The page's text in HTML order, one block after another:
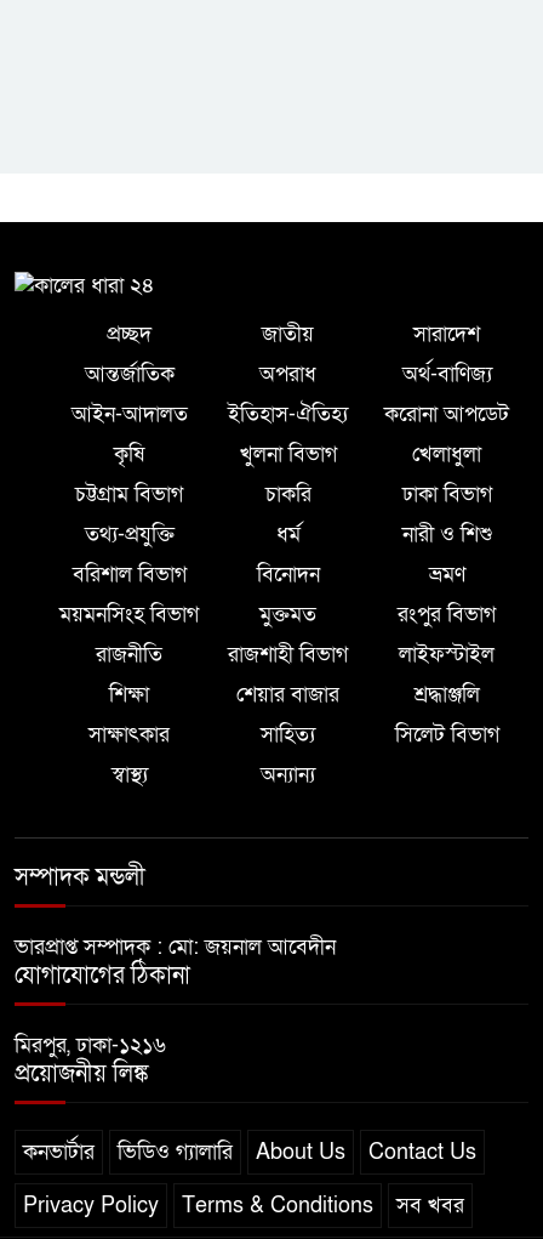
প্রচ্ছদ জাতীয়
সারাদেশ
আন্তর্জাতিক
অপরাধ
অর্থ-বাণিজ্য
আইন-আদালত
ইতিহাস-ঐতিহ্য
করোনা আপডেট
কৃষি
খুলনা বিভাগ
খেলাধুলা
চট্টগ্রাম বিভাগ
চাকরি
ঢাকা বিভাগ
তথ্য-প্রযুক্তি
ধর্ম
নারী ও শিশু
বরিশাল বিভাগ
বিনোদন
ভ্রমণ
ময়মনসিংহ বিভাগ
মুক্তমত
রংপুর বিভাগ
রাজনীতি
রাজশাহী বিভাগ
লাইফস্টাইল
শিক্ষা
শেয়ার বাজার
শ্রদ্ধাঞ্জলি
সাক্ষাৎকার
সাহিত্য
সিলেট বিভাগ
স্বাস্থ্য
অন্যান্য
সম্পাদক মন্ডলী
ভারপ্রাপ্ত সম্পাদক : মো: জয়নাল আবেদীন
যোগাযোগের ঠিকানা
মিরপুর, ঢাকা-১২১৬
প্রয়োজনীয় লিঙ্ক
কনভার্টার ভিডিও গ্যালারি About Us
Contact Us
Privacy Policy
Terms & Conditions সব খবর